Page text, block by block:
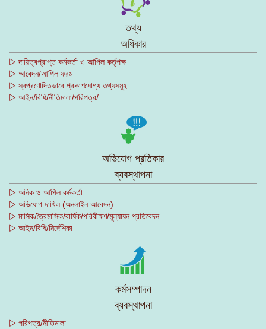
তথ্য
অধিকার
▷ দায়িত্বপ্রাপ্ত কর্মকর্তা ও আপিল কর্তৃপক্ষ
▷ আবেদন/আপিল ফরম
▷ স্বপ্রণোদিতভাবে প্রকাশযোগ্য তথ্যসমূহ
▷ আইন/বিধি/নীতিমালা/পরিপত্র/
অভিযোগ প্রতিকার
ব্যবস্থাপনা
▷ অনিক ও আপিল কর্মকর্তা
▷ অভিযোগ দাখিল (অনলাইন আবেদন)
▷ মাসিক/ত্রৈমাসিক/বার্ষিক/পরিবীক্ষণ/মূল্যায়ন প্রতিবেদন
▷ আইন/বিধি/নির্দেশিকা
কর্মসম্পাদন
ব্যবস্থাপনা
▷ পরিপত্র/নীতিমালা